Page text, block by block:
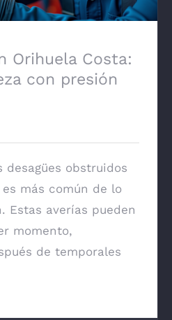
Orihuela Costa:
con presión
desagües obstruidos
más común de lo
Estas averías pueden
momento,
de temporales